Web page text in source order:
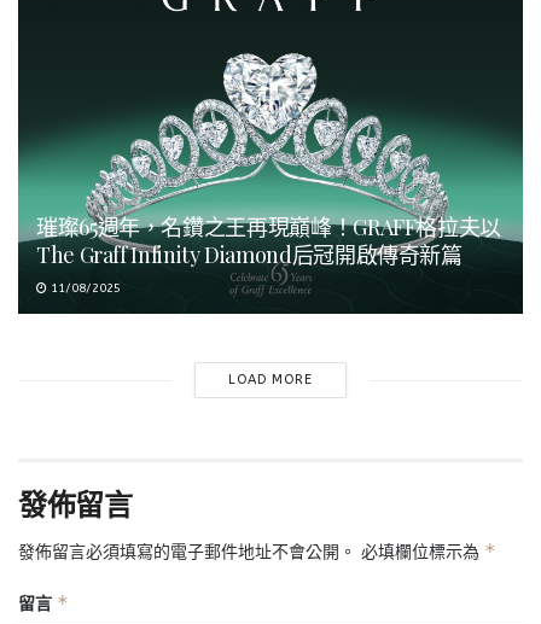
璀璨65週年，名鑽之王再現巔峰！GRAFF格拉夫以
The Graff Infinity Diamond后冠開啟傳奇新篇
11/08/2025
LOAD MORE
發佈留言
發佈留言必須填寫的電子郵件地址不會公開。 必填欄位標示為 *
留言 *